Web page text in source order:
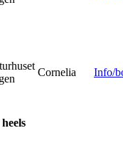
Cornelia Info/